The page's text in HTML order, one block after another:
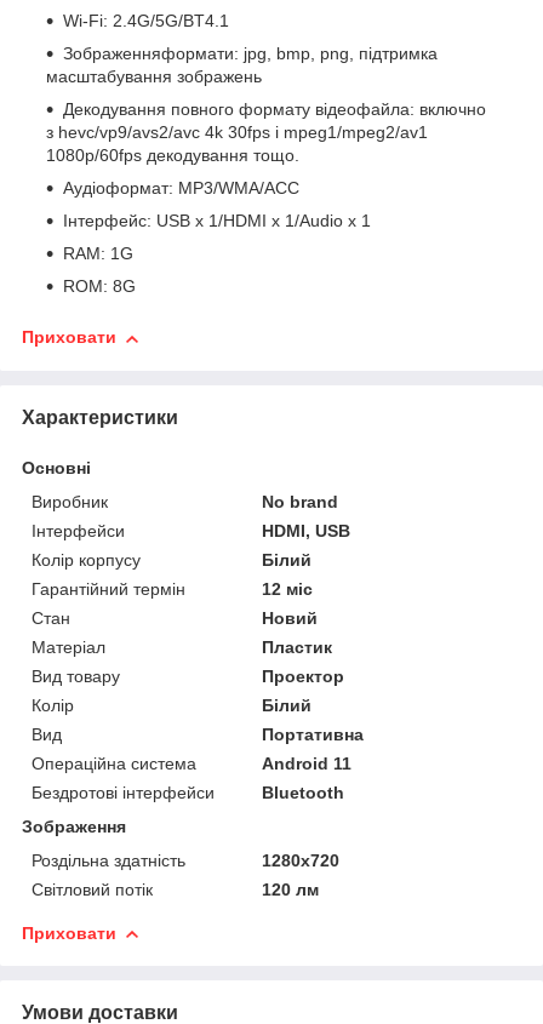
Wi-Fi: 2.4G/5G/BT4.1
Зображенняформати: jpg, bmp, png, підтримка
масштабування зображень
Декодування повного формату відеофайла: включно
з hevc/vp9/avs2/avc 4k 30fps і mpeg1/mpeg2/av1
1080p/60fps декодування тощо.
Аудіоформат: MP3/WMA/ACC
Інтерфейс: USB x 1/HDMI x 1/Audio x 1
RAM: 1G
ROM: 8G
Приховати
Характеристики
Основні
Виробник
No brand
Інтерфейси
HDMI, USB
Колір корпусу
Білий
Гарантійний термін
12 міс
Стан
Новий
Матеріал
Пластик
Вид товару
Проектор
Колір
Білий
Вид
Портативна
Операційна система
Android 11
Бездротові інтерфейси
Bluetooth
Зображення
Роздільна здатність
1280x720
Світловий потік
120 лм
Приховати
Умови доставки